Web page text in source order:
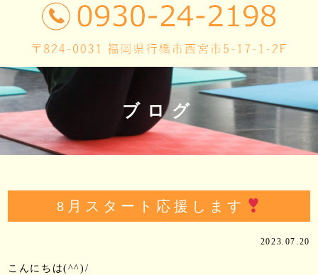
ブログ
8月スタート応援します
2023.07.20
こんにちは(^^)/